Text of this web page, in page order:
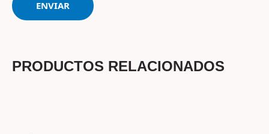
PRODUCTOS RELACIONADOS